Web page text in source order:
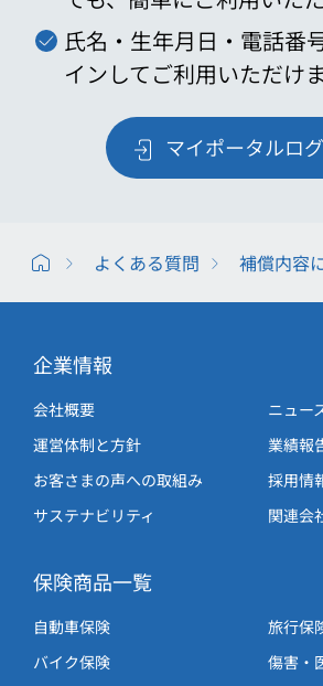
氏名・生年月日・電話番
インしてご利用いただけま
マイポータルロ
よくある質問 補償内容
企業情報
会社概要
運営体制と方針
お客さまの声への取組み
サステナビリティ
ニュー
業績報
採用情
関連会
保険商品一覧
自動車保険
バイク保険
旅行保
傷害・